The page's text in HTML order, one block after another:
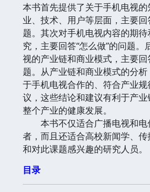
本书首先提供了关于手机电视
业、技术、用户等层面，主要回
题。其次对手机电视内容的期
究，主要回答“怎么做”的问题。
视的产业链和商业模式，主要回
题。从产业链和商业模式的分
于手机电视合作的、符合产业
议，这些结论和建议有利于产
整个产业的健康发展。
本书不仅适合广播电视和电
者，而且还适合高校新闻学、
和对此课题感兴趣的研究人员。
目录